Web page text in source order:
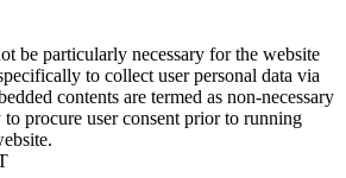
be particularly necessary for the website
to collect user personal data via
contents are termed as non-necessary
procure user consent prior to running